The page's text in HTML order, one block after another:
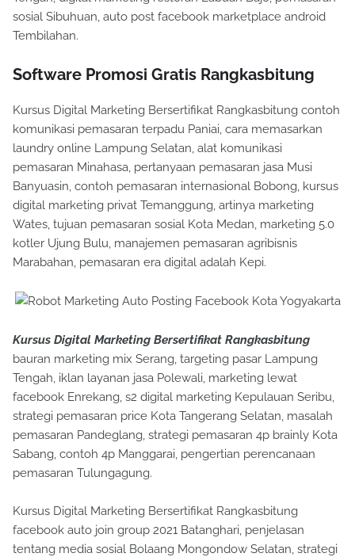
sosial Sibuhuan, auto post facebook marketplace android
Tembilahan.
Software Promosi Gratis Rangkasbitung
Kursus Digital Marketing Bersertifikat Rangkasbitung contoh
komunikasi pemasaran terpadu Paniai, cara memasarkan
laundry online Lampung Selatan, alat komunikasi
pemasaran Minahasa, pertanyaan pemasaran jasa Musi
Banyuasin, contoh pemasaran internasional Bobong, kursus
digital marketing privat Temanggung, artinya marketing
Wates, tujuan pemasaran sosial Kota Medan, marketing 5.0
kotler Ujung Bulu, manajemen pemasaran agribisnis
Marabahan, pemasaran era digital adalah Kepi.
Kursus Digital Marketing Bersertifikat Rangkasbitung
bauran marketing mix Serang, targeting pasar Lampung
Tengah, iklan layanan jasa Polewali, marketing lewat
facebook Enrekang, s2 digital marketing Kepulauan Seribu,
strategi pemasaran price Kota Tangerang Selatan, masalah
pemasaran Pandeglang, strategi pemasaran 4p brainly Kota
Sabang, contoh 4p Manggarai, pengertian perencanaan
pemasaran Tulungagung.
Kursus Digital Marketing Bersertifikat Rangkasbitung
facebook auto join group 2021 Batanghari, penjelasan
tentang media sosial Bolaang Mongondow Selatan, strategi